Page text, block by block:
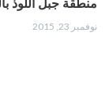
منطقة جبل اللوذ
نوفمبر 23, 2015